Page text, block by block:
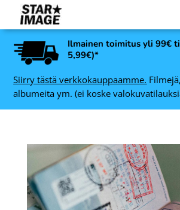
Ilmainen toimitus yli 99€
5,99€)*
Siirry tästä verkkokauppaamme.
albumeita ym. (ei koske